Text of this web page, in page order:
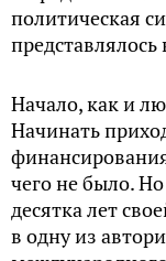
политическая
Начало, как и
Начинать
чего не было.
десятка лет
в одну из